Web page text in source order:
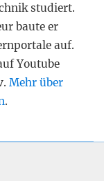
studiert.
baute er
auf.
Youtube
Mehr über
.